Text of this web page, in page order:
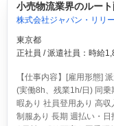
小売物流業界のルー
株式会社ジャパン・リリ
東京都
正社員 / 派遣社員：時給
【仕事内容】[雇用形態]
(実働8h、残業1h/日) 同
暇あり 社員登用あり 高
制服あり 長期 週払い・